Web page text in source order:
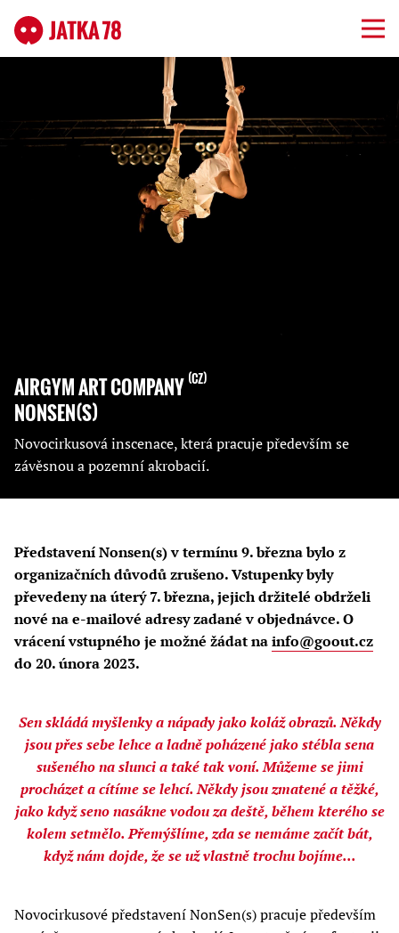
AIRGYM ART COMPANY CZ
NONSEN(S)
Novocirkusová inscenace, která pracuje především se
závěsnou a pozemní akrobacií.
Představení Nonsen(s) v termínu 9. března bylo z
organizačních důvodů zrušeno. Vstupenky byly
převedeny na úterý 7. března, jejich držitelé obdrželi
nové na e-mailové adresy zadané v objednávce. O
vrácení vstupného je možné žádat nainfo@goout.cz
do 20. února 2023.
Sen skládá myšlenky a nápady jako koláž obrazů. Někdy
jsou přes sebe lehce a ladně poházené jako stébla sena
sušeného na slunci a také tak voní. Můžeme se jimi
procházet a cítíme se lehcí. Někdy jsou zmatené a těžké,
jako když seno nasákne vodou za deště, během kterého se
kolem setmělo. Přemýšlíme, zda se nemáme začít bát,
když nám dojde, že se už vlastně trochu bojíme...
Novocirkusové představení NonSen(s) pracuje především